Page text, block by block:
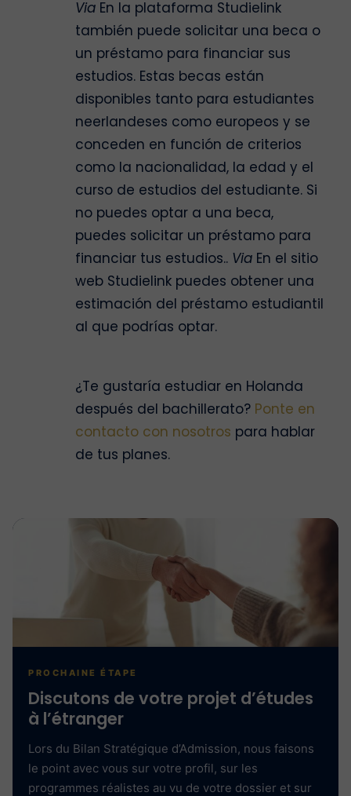
Via En la plataforma Studielink
también puede solicitar una beca o
un préstamo para financiar sus
estudios. Estas becas están
disponibles tanto para estudiantes
neerlandeses como europeos y se
conceden en función de criterios
como la nacionalidad, la edad y el
curso de estudios del estudiante. Si
no puedes optar a una beca,
puedes solicitar un préstamo para
financiar tus estudios.. Via En el sitio
web Studielink puedes obtener una
estimación del préstamo estudiantil
al que podrías optar.
¿Te gustaría estudiar en Holanda
después del bachillerato? Ponte en
contacto con nosotros para hablar
de tus planes.
PROCHAINE ÉTAPE
Discutons de votre projet d’études
à l’étranger
Lors du Bilan Stratégique d’Admission, nous faisons
le point avec vous sur votre profil, sur les
programmes réalistes au vu de votre dossier et sur